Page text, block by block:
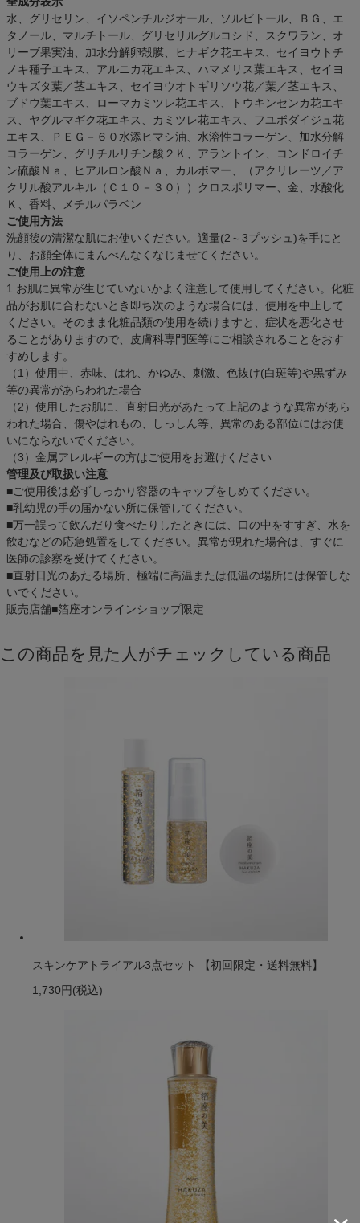
水、グリセリン、イソペンチルジオール、ソルビトール、ＢＧ、エ
タノール、マルチトール、グリセリルグルコシド、スクワラン、オ
リーブ果実油、加水分解卵殻膜、ヒナギク花エキス、セイヨウトチ
ノキ種子エキス、アルニカ花エキス、ハマメリス葉エキス、セイヨ
ウキズタ葉／茎エキス、セイヨウオトギリソウ花／葉／茎エキス、
ブドウ葉エキス、ローマカミツレ花エキス、トウキンセンカ花エキ
ス、ヤグルマギク花エキス、カミツレ花エキス、フユボダイジュ花
エキス、ＰＥＧ－６０水添ヒマシ油、水溶性コラーゲン、加水分解
コラーゲン、グリチルリチン酸２Ｋ、アラントイン、コンドロイチ
ン硫酸Ｎａ、ヒアルロン酸Ｎａ、カルボマー、（アクリレーツ／ア
クリル酸アルキル（Ｃ１０－３０））クロスポリマー、金、水酸化
Ｋ、香料、メチルパラベン
ご使用方法
洗顔後の清潔な肌にお使いください。適量(2～3プッシュ)を手にと
り、お顔全体にまんべんなくなじませてください。
ご使用上の注意
1.お肌に異常が生じていないかよく注意して使用してください。化粧
品がお肌に合わないとき即ち次のような場合には、使用を中止して
ください。そのまま化粧品類の使用を続けますと、症状を悪化させ
ることがありますので、皮膚科専門医等にご相談されることをおす
すめします。
（1）使用中、赤味、はれ、かゆみ、刺激、色抜け(白斑等)や黒ずみ
等の異常があらわれた場合
（2）使用したお肌に、直射日光があたって上記のような異常があら
われた場合、傷やはれもの、しっしん等、異常のある部位にはお使
いにならないでください。
（3）金属アレルギーの方はご使用をお避けください
管理及び取扱い注意
■ご使用後は必ずしっかり容器のキャップをしめてください。
■乳幼児の手の届かない所に保管してください。
■万一誤って飲んだり食べたりしたときには、口の中をすすぎ、水を
飲むなどの応急処置をしてください。異常が現れた場合は、すぐに
医師の診察を受けてください。
■直射日光のあたる場所、極端に高温または低温の場所には保管しな
いでください。
販売店舗■箔座オンラインショップ限定
この商品を見た人がチェックしている商品
スキンケアトライアル3点セット 【初回限定・送料無料】
1,730円 (税込)